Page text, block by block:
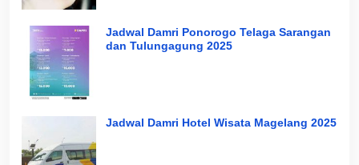
Jadwal Damri Ponorogo Telaga Sarangan
dan Tulungagung 2025
Jadwal Damri Hotel Wisata Magelang 2025